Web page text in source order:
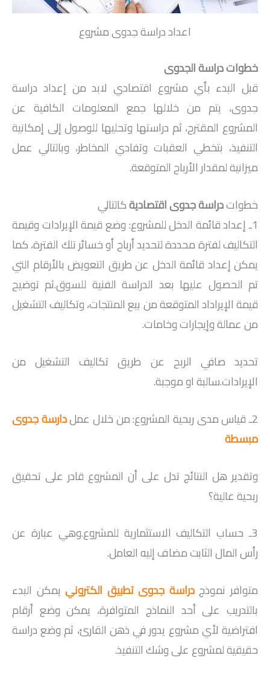
اعداد دراسة جدوى مشروع
خطوات دراسة الجدوى
قبل البدء بأي مشروع اقتصادي لابد من إعداد دراسة
جدوى، يتم من خلالها جمع المعلومات الكافية عن
المشروع المقترح، ثم دراستها وتحليها للوصول إلى إمكانية
التنفيذ، بتخطي العقبات وتفادي المخاطر، وبالتالي عمل
ميزانية لمقدار الأرباح المتوقعة.
خطواتدراسة جدوى اقتصاديةكالتالي
1ـ إعداد قائمة الدخل للمشروع: وضع قيمة الإيرادات وقيمة
التكاليف لفترة محددة لتحديد أرباح أو خسائر تلك الفترة، كما
يمكن إعداد قائمة الدخل عن طريق التعويض بالأرقام التي
تم الحصول عليها بعد الدراسة الفنية للسوق.ثم توضيح
قيمة الإيراداد المتوقعة من بيع المنتجات، وتكاليف التشغيل
من عمالة وإيجارات وخامات.
تحديد صافي الربح عن طريق تكاليف التشغيل من
الإيرادات.سالبة او موجبة.
2ـ قياس مدى ربحية المشروع: من خلال عمل
دارسة جدوى
مبسطة
وتقدير هل النتائج تدل على أن المشروع قادر على تحقيق
ربحية عالية؟
3ـ حساب التكاليف الاستثمارية للمشروع.وهي عبارة عن
رأس المال الثابت مضاف إليه العامل.
متوافر نموذجدراسة جدوى تطبيق الكتروني يمكن البدء
بالتدريب على أحد النماذج المتوافرة، يمكن وضع أرقام
افتراضية لأي مشروع يدور في ذهن القارئ، ثم وضع دراسة
حقيقية لمشروع على وشك التنفيذ.